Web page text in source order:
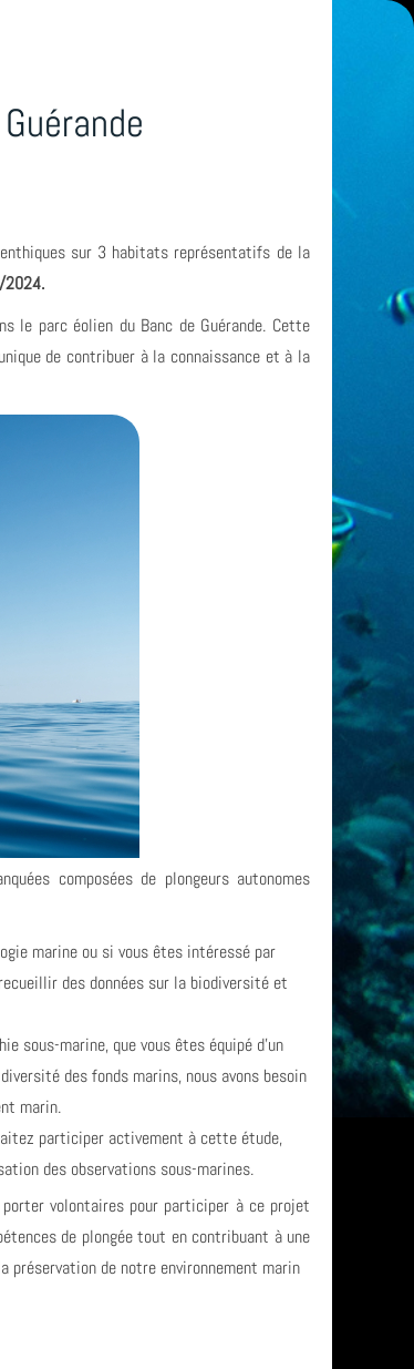
sur 3 habitats représentatifs de la
le parc éolien du Banc de Guérande. Cette
de contribuer à la connaissance et à la
composées de plongeurs autonomes
marine ou si vous êtes intéressé par
des données sur la biodiversité et
sous-marine, que vous êtes équipé d'un
des fonds marins, nous avons besoin
marin.
participer activement à cette étude,
des observations sous-marines.
volontaires pour participer à ce projet
de plongée tout en contribuant à une
préservation de notre environnement marin